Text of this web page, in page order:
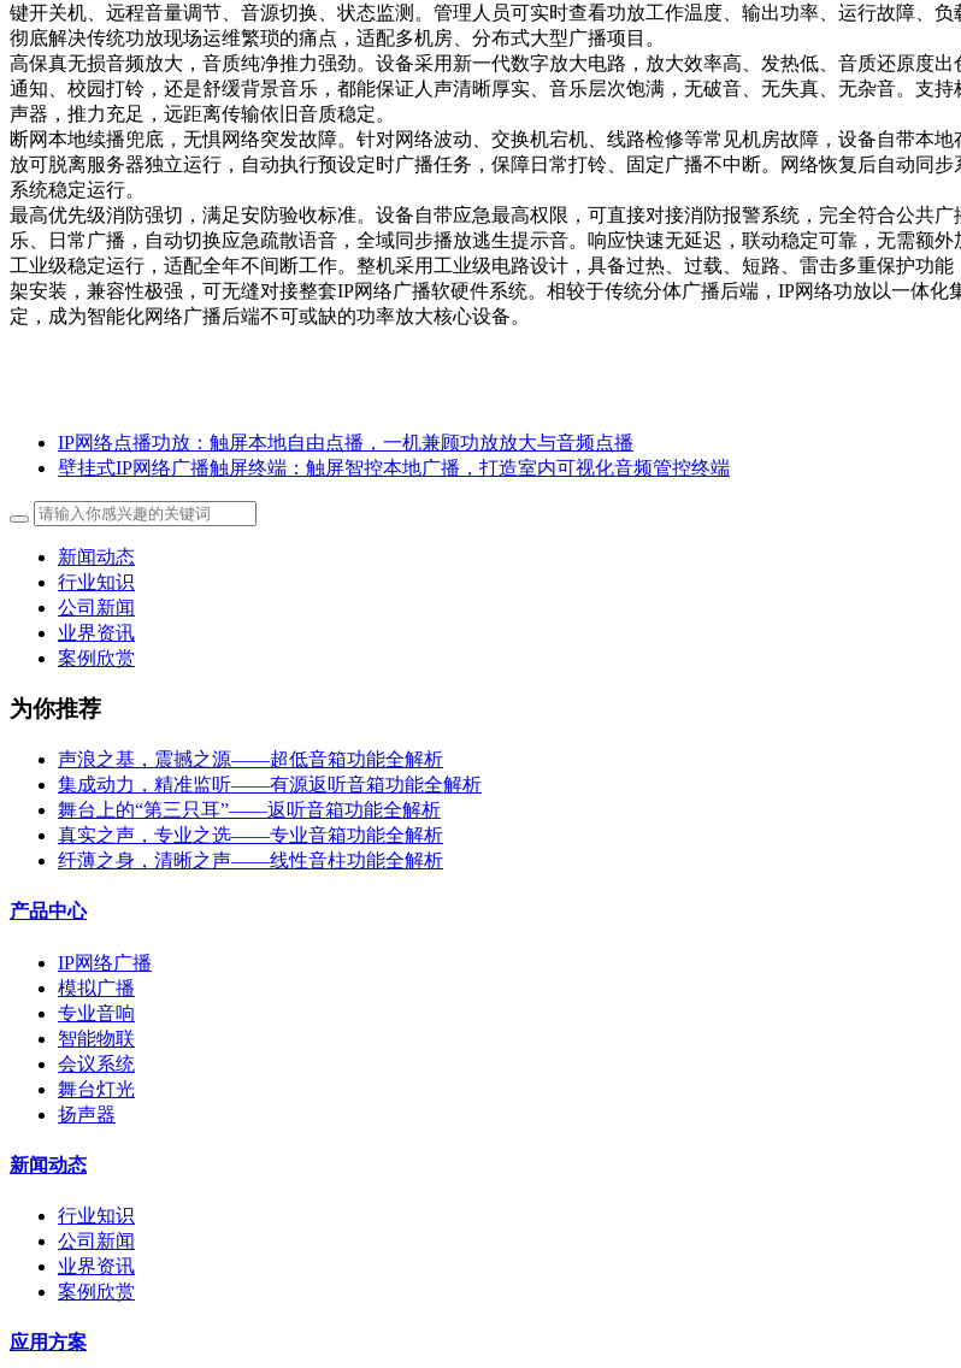
键开关机、远程音量调节、音源切换、状态监测。管理人员可实时查看功放工作温度、输出功率、运行故障、
彻底解决传统功放现场运维繁琐的痛点，适配多机房、分布式大型广播项目。
高保真无损音频放大，音质纯净推力强劲。设备采用新一代数字放大电路，放大效率高、发热低、音质还原度
通知、校园打铃，还是舒缓背景音乐，都能保证人声清晰厚实、音乐层次饱满，无破音、无失真、无杂音。支
声器，推力充足，远距离传输依旧音质稳定。
断网本地续播兜底，无惧网络突发故障。针对网络波动、交换机宕机、线路检修等常见机房故障，设备自带本
放可脱离服务器独立运行，自动执行预设定时广播任务，保障日常打铃、固定广播不中断。网络恢复后自动同
系统稳定运行。
最高优先级消防强切，满足安防验收标准。设备自带应急最高权限，可直接对接消防报警系统，完全符合公共
乐、日常广播，自动切换应急疏散语音，全域同步播放逃生提示音。响应快速无延迟，联动稳定可靠，无需额外
工业级稳定运行，适配全年不间断工作。整机采用工业级电路设计，具备过热、过载、短路、雷击多重保护功
架安装，兼容性极强，可无缝对接整套IP网络广播软硬件系统。相较于传统分体广播后端，IP网络功放以一体
定，成为智能化网络广播后端不可或缺的功率放大核心设备。
IP网络点播功放：触屏本地自由点播，一机兼顾功放放大与音频点播
壁挂式IP网络广播触屏终端：触屏智控本地广播，打造室内可视化音频管控终端
新闻动态
行业知识
公司新闻
业界资讯
案例欣赏
为你推荐
声浪之基，震撼之源——超低音箱功能全解析
集成动力，精准监听——有源返听音箱功能全解析
舞台上的“第三只耳”——返听音箱功能全解析
真实之声，专业之选——专业音箱功能全解析
纤薄之身，清晰之声——线性音柱功能全解析
产品中心
IP网络广播
模拟广播
专业音响
智能物联
会议系统
舞台灯光
扬声器
新闻动态
行业知识
公司新闻
业界资讯
案例欣赏
应用方案